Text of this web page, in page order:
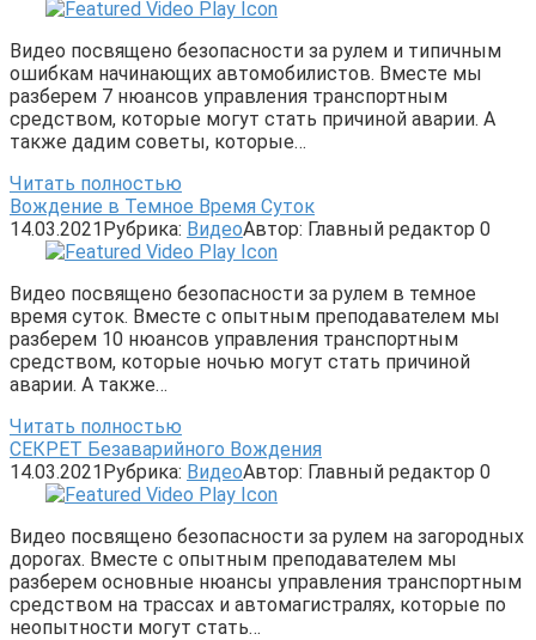
Видео посвящено безопасности за рулем и типичным
ошибкам начинающих автомобилистов. Вместе мы
разберем 7 нюансов управления транспортным
средством, которые могут стать причиной аварии. А
также дадим советы, которые…
Читать полностью
Вождение в Темное Время Суток
14.03.2021Рубрика: ВидеоАвтор: Главный редактор 0
Видео посвящено безопасности за рулем в темное
время суток. Вместе с опытным преподавателем мы
разберем 10 нюансов управления транспортным
средством, которые ночью могут стать причиной
аварии. А также…
Читать полностью
СЕКРЕТ Безаварийного Вождения
14.03.2021Рубрика: ВидеоАвтор: Главный редактор 0
Видео посвящено безопасности за рулем на загородных
дорогах. Вместе с опытным преподавателем мы
разберем основные нюансы управления транспортным
средством на трассах и автомагистралях, которые по
неопытности могут стать…